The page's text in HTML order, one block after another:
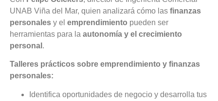
UNAB Viña del Mar, quien analizará cómo las finanzas
personales y el emprendimiento pueden ser
herramientas para la autonomía y el crecimiento
personal .
Talleres prácticos sobre emprendimiento y finanzas
personales:
Identifica oportunidades de negocio y desarrolla tus